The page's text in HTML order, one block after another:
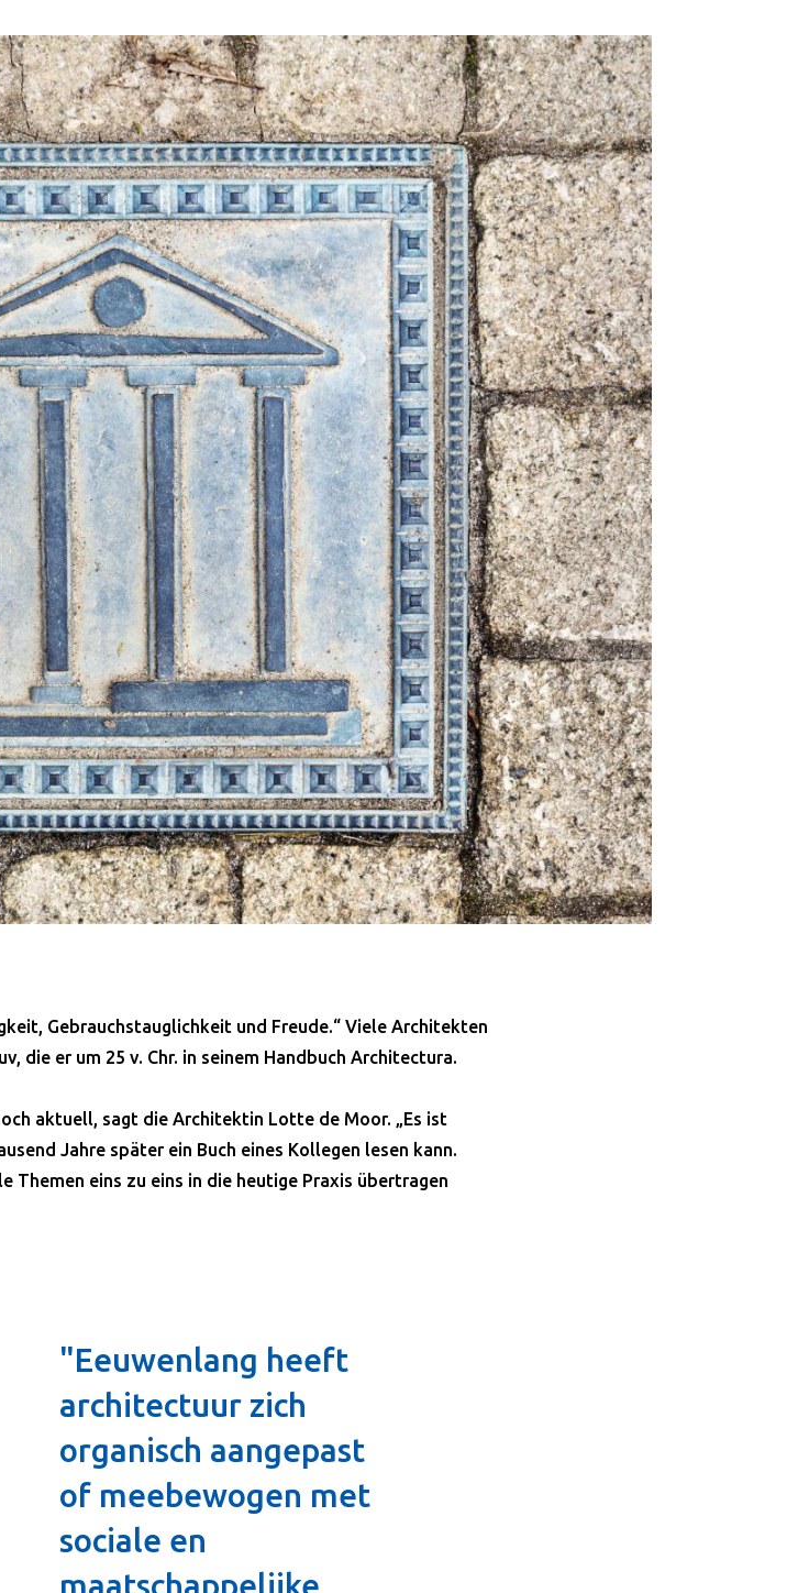
Gebrauchstauglichkeit und Freude.“ Viele Architekten
die er um 25 v. Chr. in seinem Handbuch Architectura.
aktuell, sagt die Architektin Lotte de Moor. „Es ist
Jahre später ein Buch eines Kollegen lesen kann.
Themen eins zu eins in die heutige Praxis übertragen
"Eeuwenlang heeft
architectuur zich
organisch aangepast
of meebewogen met
sociale en
maatschappelijke